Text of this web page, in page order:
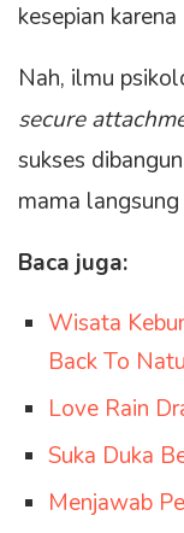
kesepian
Nah, ilmu
secure
sukses
mama
Baca juga:
Wisata
Back To
Love Rain
Suka Duka
Menjawab